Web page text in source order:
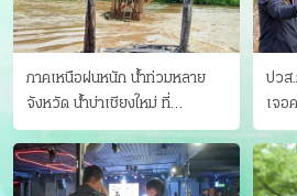
ภาคเหนือฝนหนัก น้ำท่วมหลาย
จังหวัด นํ้าบ่าเชียงใหม่ ที่
แม่ฮ่องสอน ซัดสะพานขาด
ปวส
เจอ
แฟน